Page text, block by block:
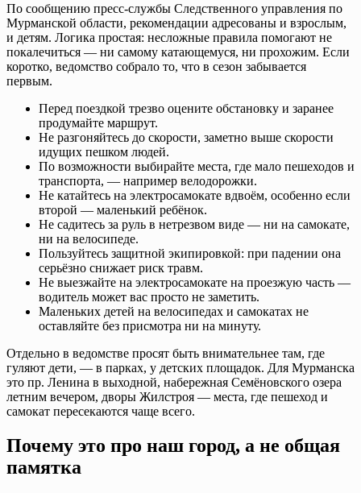
По сообщению пресс-службы Следственного управления по
Мурманской области, рекомендации адресованы и взрослым,
и детям. Логика простая: несложные правила помогают не
покалечиться — ни самому катающемуся, ни прохожим. Если
коротко, ведомство собрало то, что в сезон забывается
первым.
Перед поездкой трезво оцените обстановку и заранее
продумайте маршрут.
Не разгоняйтесь до скорости, заметно выше скорости
идущих пешком людей.
По возможности выбирайте места, где мало пешеходов и
транспорта, — например велодорожки.
Не катайтесь на электросамокате вдвоём, особенно если
второй — маленький ребёнок.
Не садитесь за руль в нетрезвом виде — ни на самокате,
ни на велосипеде.
Пользуйтесь защитной экипировкой: при падении она
серьёзно снижает риск травм.
Не выезжайте на электросамокате на проезжую часть —
водитель может вас просто не заметить.
Маленьких детей на велосипедах и самокатах не
оставляйте без присмотра ни на минуту.
Отдельно в ведомстве просят быть внимательнее там, где
гуляют дети, — в парках, у детских площадок. Для Мурманска
это пр. Ленина в выходной, набережная Семёновского озера
летним вечером, дворы Жилстроя — места, где пешеход и
самокат пересекаются чаще всего.
Почему это про наш город, а не общая
памятка